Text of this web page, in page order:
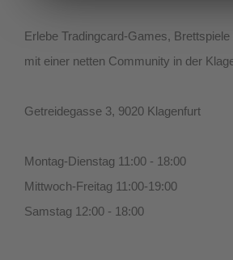
Erlebe Tradingcard-Games,
mit einer netten Community in der
Getreidegasse 3, 9020 Klagenfurt
Montag-Dienstag 11:00 - 18:00
Mittwoch-Freitag 11:00-19:00
Samstag 12:00 - 18:00